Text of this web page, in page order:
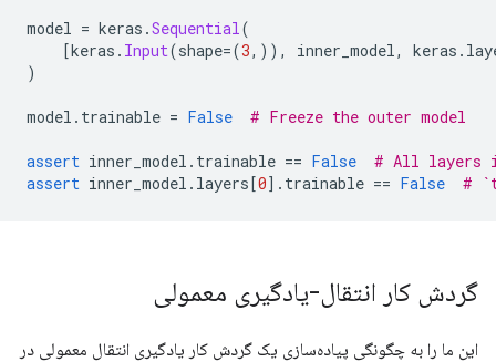
model = keras .Sequential(
[keras . Input(shape=(3,)), inner_model, keras .
)
model . trainable = False # Freeze the outer model
assert inner_model . trainable == False
# All layers
assert inner_model . layers[0]. trainable == False #
گردش کار انتقال-یادگیری معمولی
این ما را به چگونگی پیاده‌سازی یک گردش کار یادگیری انتقال معمولی در